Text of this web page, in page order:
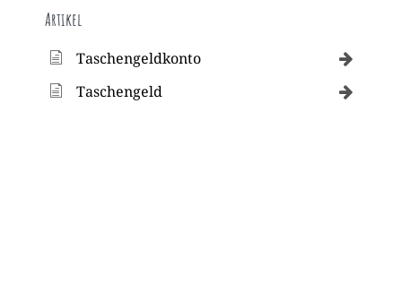
Artikel
Taschengeldkonto
Taschengeld